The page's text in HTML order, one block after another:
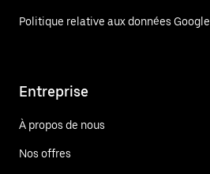
Politique relative aux données Google
Entreprise
À propos de nous
Nos offres